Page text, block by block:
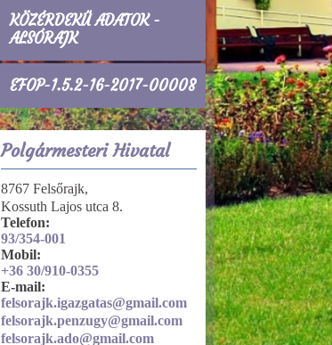
Gazdálkodási adatok
Működés, helyi rendeletek
Részletek
KÖZÉRDEKŰ ADATOK -
ALSÓRAJK
EFOP-1.5.2-16-2017-00008
Polgármesteri Hivatal
8767 Felsőrajk,
Kossuth Lajos utca 8.
Telefon:
93/354-001
Mobil:
+36 30/910-0355
E-mail:
felsorajk.igazgatas@gmail.com
felsorajk.penzugy@gmail.com
felsorajk.ado@gmail.com